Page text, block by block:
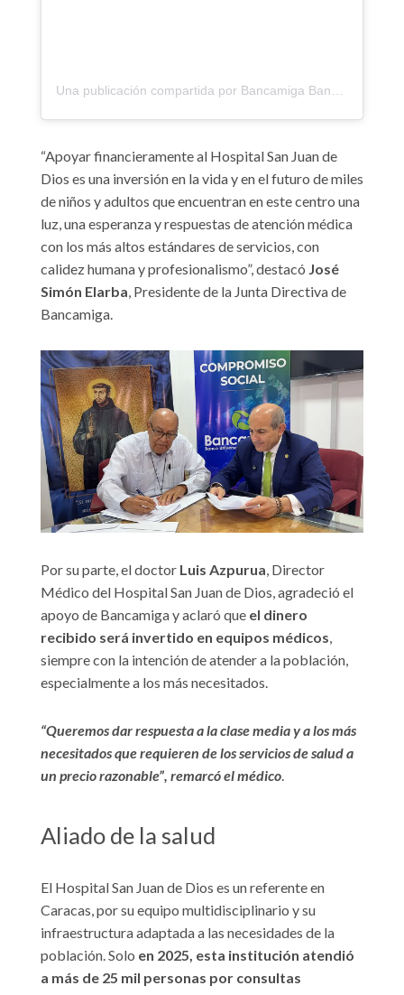
“Apoyar financieramente al Hospital San Juan de
Dios es una inversión en la vida y en el futuro de miles
de niños y adultos que encuentran en este centro una
luz, una esperanza y respuestas de atención médica
con los más altos estándares de servicios, con
calidez humana y profesionalismo”, destacó José
Simón Elarba, Presidente de la Junta Directiva de
Bancamiga.
Por su parte, el doctor Luis Azpurua , Director
Médico del Hospital San Juan de Dios, agradeció el
apoyo de Bancamiga y aclaró que el dinero
recibido será invertido en equipos médicos
siempre con la intención de atender a la población,
especialmente a los más necesitados.
“Queremos dar respuesta a la clase media y a los más
necesitados que requieren de los servicios de salud a
un precio razonable”, remarcó el médico
Aliado de la salud
El Hospital San Juan de Dios es un referente en
Caracas, por su equipo multidisciplinario y su
infraestructura adaptada a las necesidades de la
población. Solo en 2025, esta institución atendió
a más de 25 mil personas por consultas